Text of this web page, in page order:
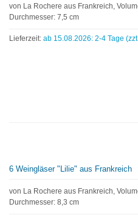
von La Rochere aus Frankreich,
Durchmesser: 7,5 cm
Lieferzeit: ab 15.08.2026: 2-4 Tage
6 Weingläser "Lilie" aus Frankreich
von La Rochere aus Frankreich,
Durchmesser: 8,3 cm